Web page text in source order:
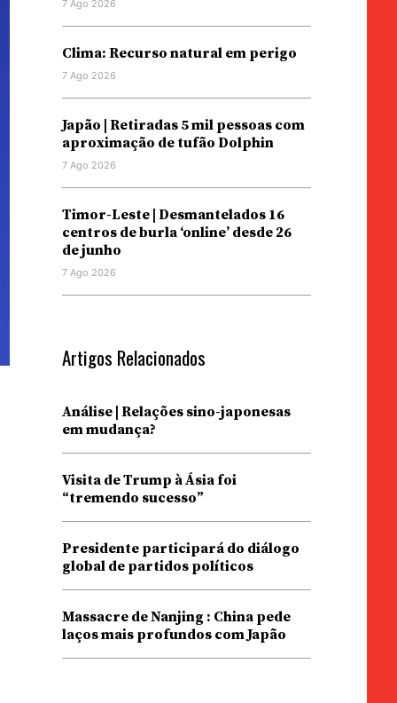
7 Ago 2026
Clima: Recurso natural em perigo
7 Ago 2026
Japão | Retiradas 5 mil pessoas com
aproximação de tufão Dolphin
7 Ago 2026
Timor-Leste | Desmantelados 16
centros de burla ‘online’ desde 26
de junho
7 Ago 2026
Artigos Relacionados
Análise | Relações sino-japonesas
em mudança?
Visita de Trump à Ásia foi
“tremendo sucesso”
Presidente participará do diálogo
global de partidos políticos
Massacre de Nanjing : China pede
laços mais profundos com Japão